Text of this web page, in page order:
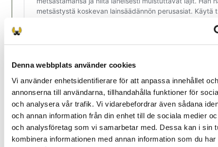
Denna webbplats använder cookies
Vi använder enhetsidentifierare för att anpassa innehållet och
annonserna till användarna, tillhandahålla funktioner för
och analysera vår trafik. Vi vidarebefordrar även sådana
och annan information från din enhet till de sociala medier
och analysföretag som vi samarbetar med. Dessa kan i sin
kombinera informationen med annan information som du har
Kuopio jaktvårdsförening
Norra Savolax
0406319552
kuopio@rhy.riista.fi